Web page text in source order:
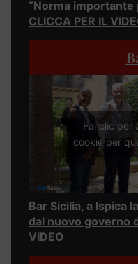
“Norma importante
CLICCA PER IL
Fai clic per
cookie per
Bar Sicilia, a Ispica
dal nuovo governo
VIDEO